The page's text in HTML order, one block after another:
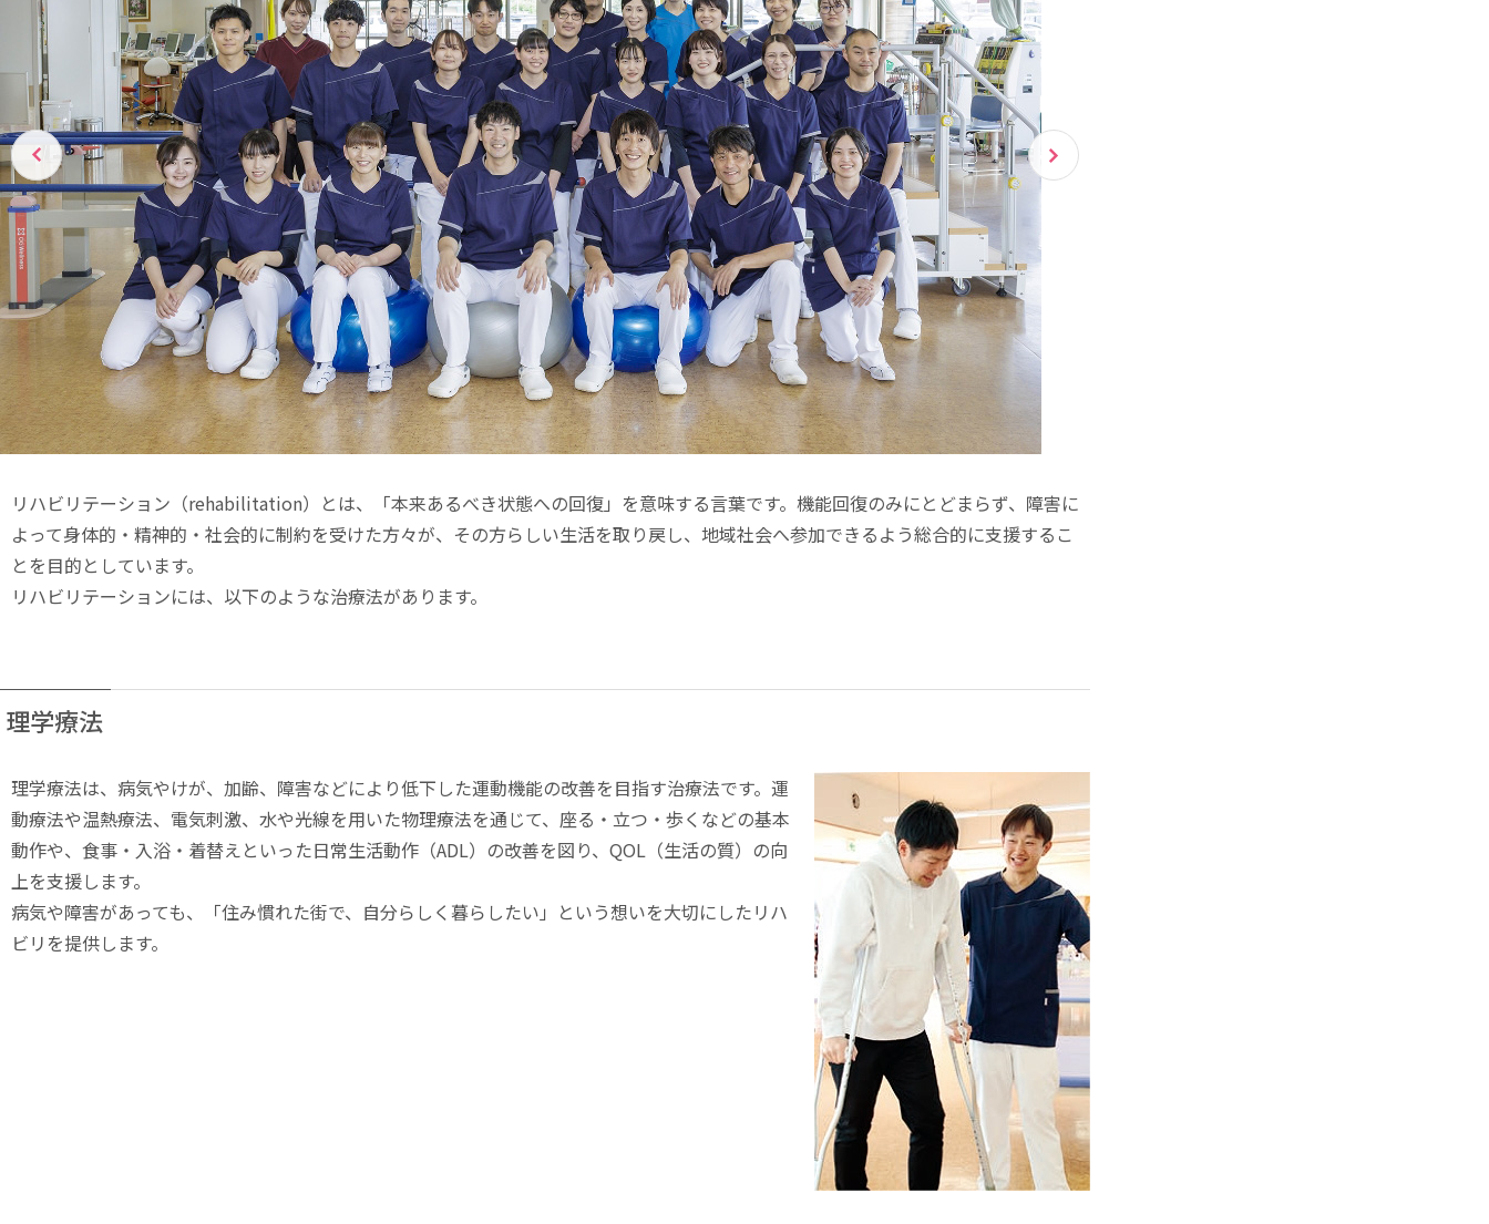
リハビリテーション（rehabilitation）とは、「本来あるべき状態への回復」を意味する言葉です。機能回復のみにとどまらず、障害に
よって身体的・精神的・社会的に制約を受けた方々が、その方らしい生活を取り戻し、地域社会へ参加できるよう総合的に支援するこ
とを目的としています。
リハビリテーションには、以下のような治療法があります。
理学療法
理学療法は、病気やけが、加齢、障害などにより低下した運動機能の改善を目指す治療法です。運
動療法や温熱療法、電気刺激、水や光線を用いた物理療法を通じて、座る・立つ・歩くなどの基本
動作や、食事・入浴・着替えといった日常生活動作（ADL）の改善を図り、QOL（生活の質）の向
上を支援します。
病気や障害があっても、「住み慣れた街で、自分らしく暮らしたい」という想いを大切にしたリハ
ビリを提供します。